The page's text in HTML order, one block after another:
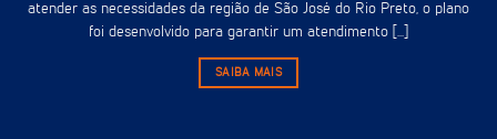
atender as necessidades da região de São José do Rio Preto, o plano
foi desenvolvido para garantir um atendimento [...]
SAIBA MAIS